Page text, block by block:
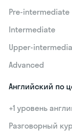
Pre-intermediate
Intermediate
Upper-
Advanced
Английский по
+1 уровень
Разговорный